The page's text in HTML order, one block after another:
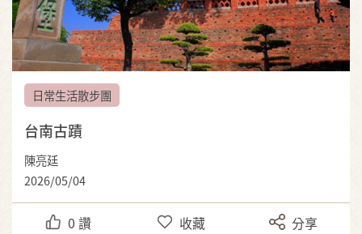
日常生活散步團
台南古蹟
陳亮廷
2026/05/04
0 讚 收藏 分享